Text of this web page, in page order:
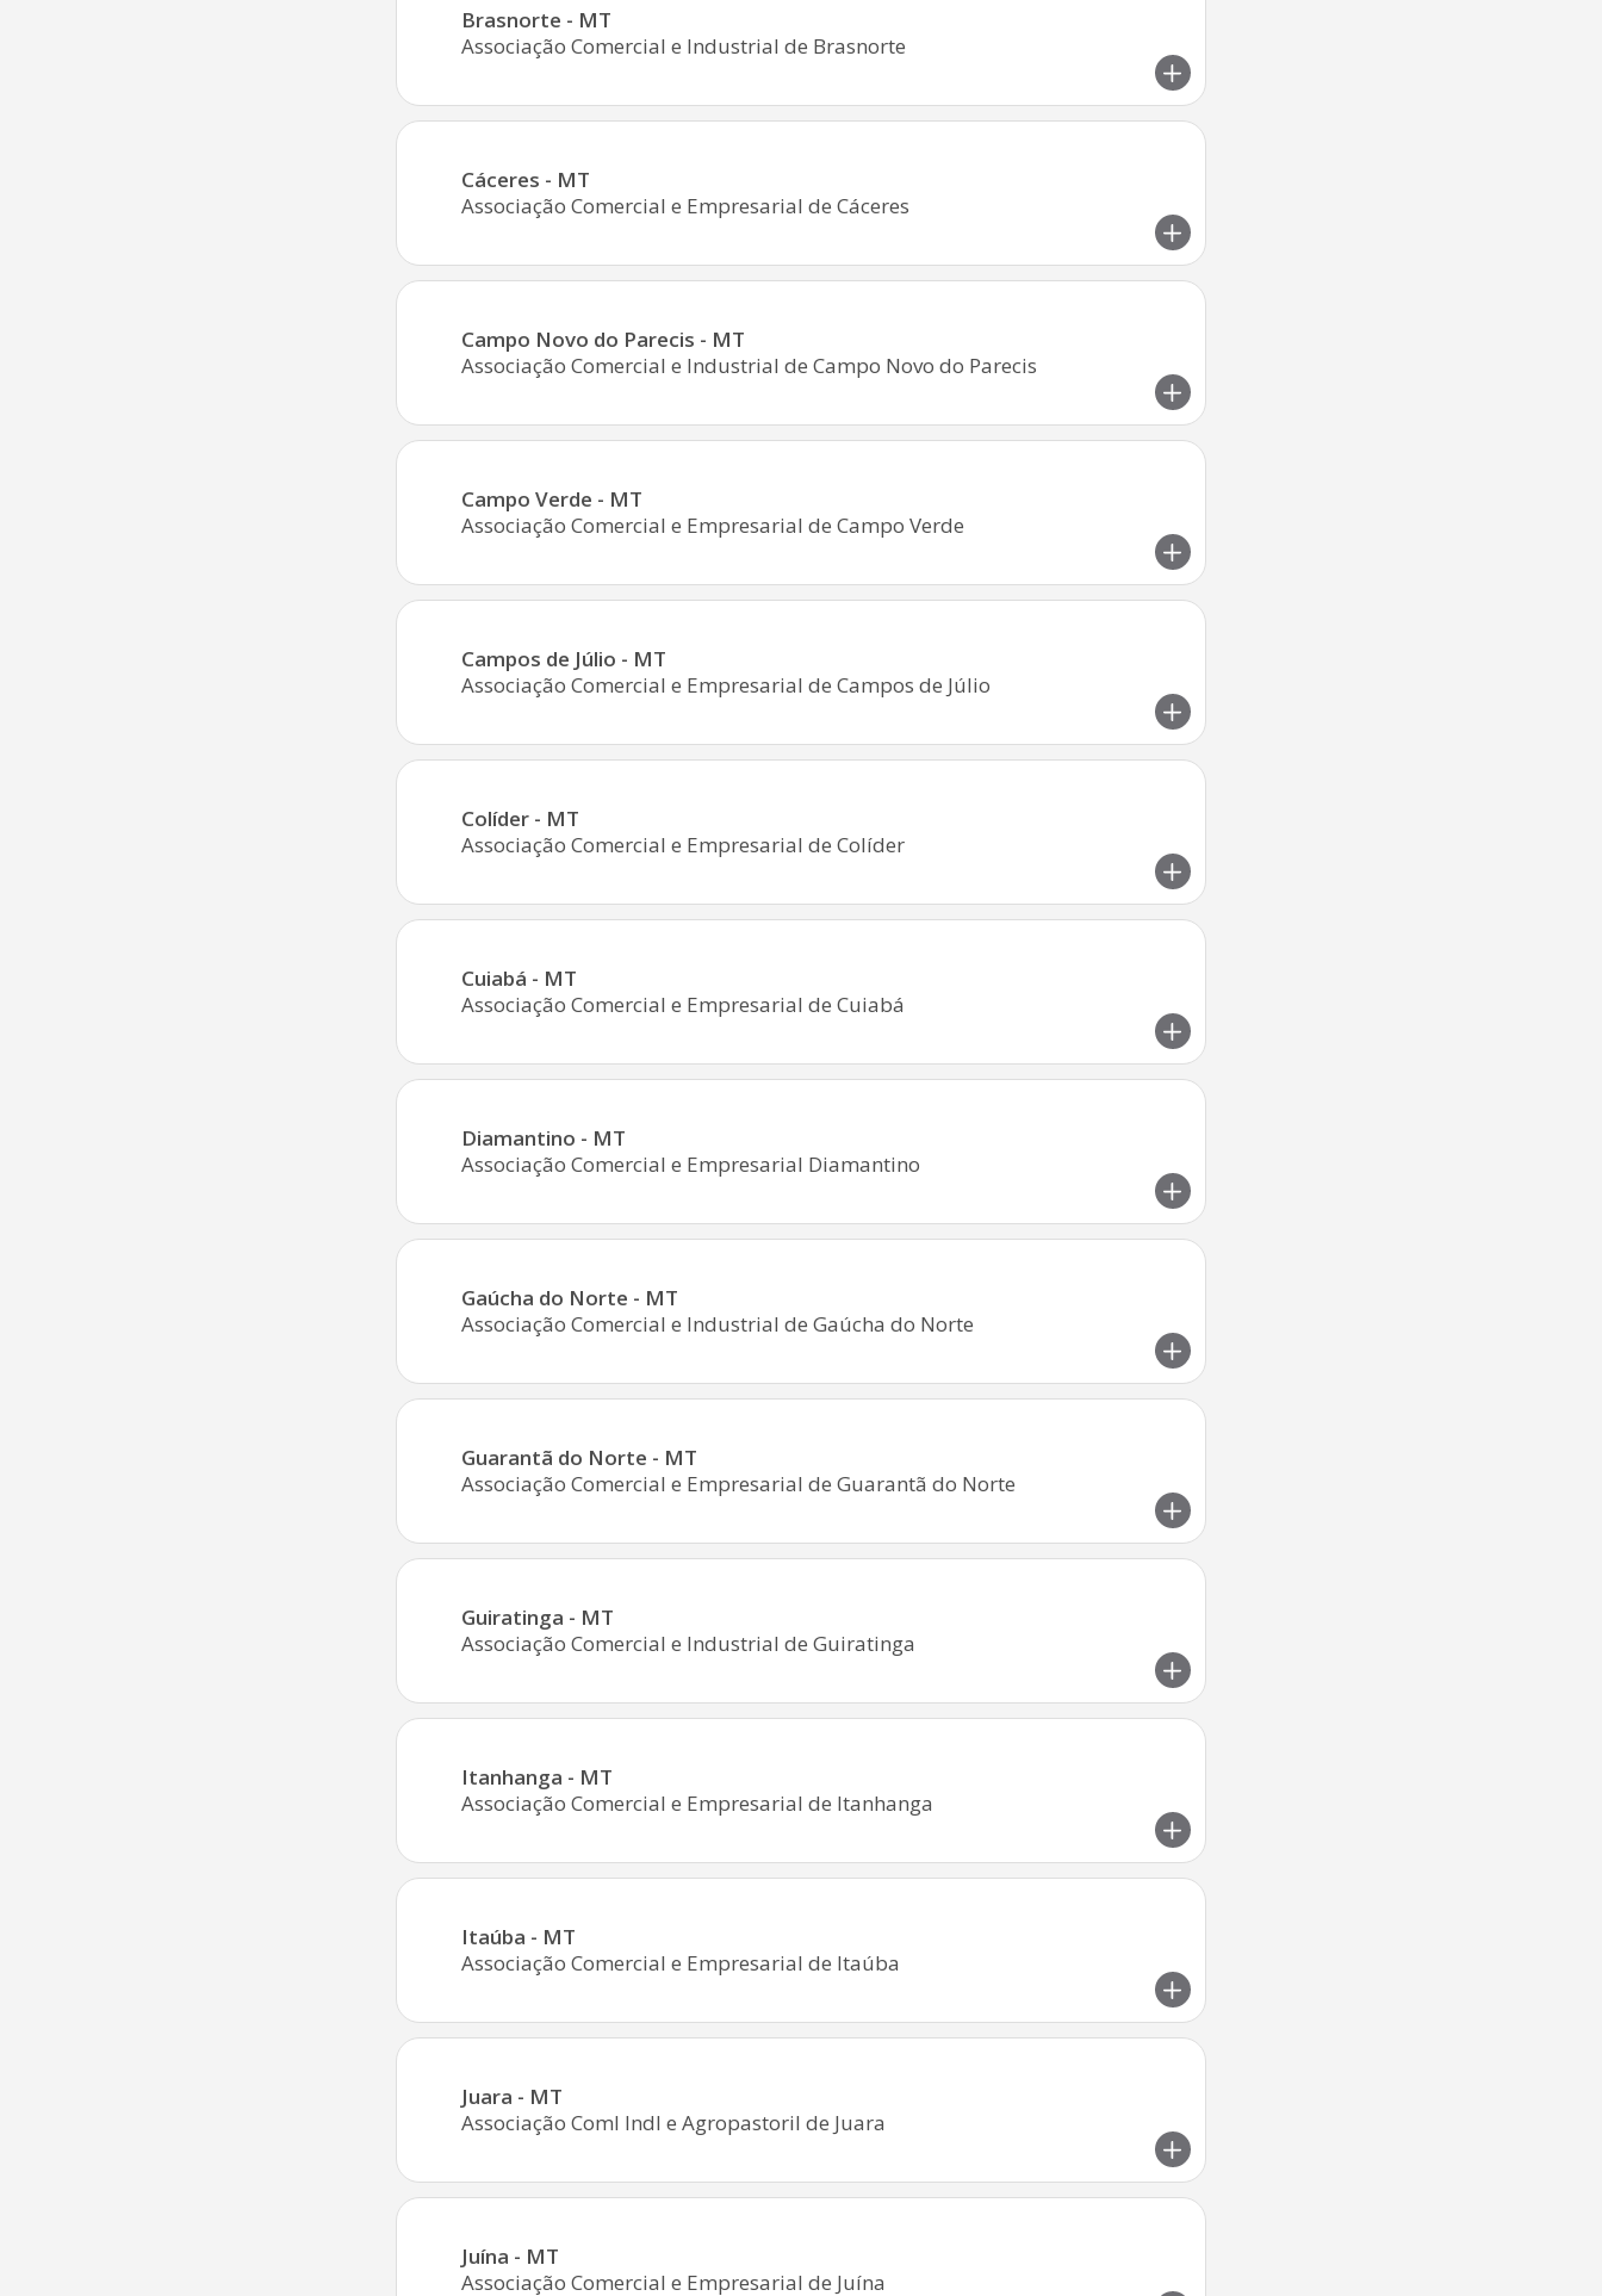
Brasnorte - MT
Associação Comercial e Industrial de Brasnorte
Cáceres - MT
Associação Comercial e Empresarial de Cáceres
Campo Novo do Parecis - MT
Associação Comercial e Industrial de Campo Novo do Parecis
Campo Verde - MT
Associação Comercial e Empresarial de Campo Verde
Campos de Júlio - MT
Associação Comercial e Empresarial de Campos de Júlio
Colíder - MT
Associação Comercial e Empresarial de Colíder
Cuiabá - MT
Associação Comercial e Empresarial de Cuiabá
Diamantino - MT
Associação Comercial e Empresarial Diamantino
Gaúcha do Norte - MT
Associação Comercial e Industrial de Gaúcha do Norte
Guarantã do Norte - MT
Associação Comercial e Empresarial de Guarantã do Norte
Guiratinga - MT
Associação Comercial e Industrial de Guiratinga
Itanhanga - MT
Associação Comercial e Empresarial de Itanhanga
Itaúba - MT
Associação Comercial e Empresarial de Itaúba
Juara - MT
Associação Coml Indl e Agropastoril de Juara
Juína - MT
Associação Comercial e Empresarial de Juína